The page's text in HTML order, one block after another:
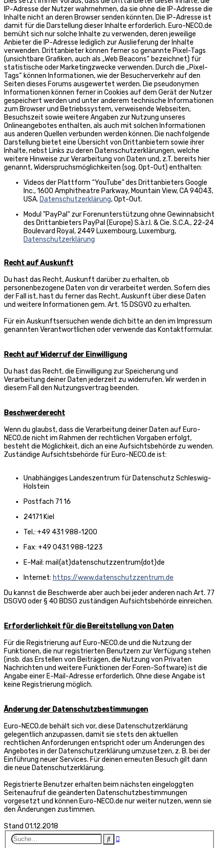
IP-Adresse der Nutzer wahrnehmen, da sie ohne die IP-Adresse die
Inhalte nicht an deren Browser senden könnten. Die IP-Adresse ist
damit für die Darstellung dieser Inhalte erforderlich. Euro-NECO.de
bemüht sich nur solche Inhalte zu verwenden, deren jeweilige
Anbieter die IP-Adresse lediglich zur Auslieferung der Inhalte
verwenden. Drittanbieter können ferner so genannte Pixel-Tags
(unsichtbare Grafiken, auch als „Web Beacons“ bezeichnet) für
statistische oder Marketingzwecke verwenden. Durch die „Pixel-
Tags“ können Informationen, wie der Besucherverkehr auf den
Seiten dieses Forums ausgewertet werden. Die pseudonymen
Informationen können ferner in Cookies auf dem Gerät der Nutzer
gespeichert werden und unter anderem technische Informationen
zum Browser und Betriebssystem, verweisende Webseiten,
Besuchszeit sowie weitere Angaben zur Nutzung unseres
Onlineangebotes enthalten, als auch mit solchen Informationen
aus anderen Quellen verbunden werden können. Die nachfolgende
Darstellung bietet eine Übersicht von Drittanbietern sowie ihrer
Inhalte, nebst Links zu deren Datenschutzerklärungen, welche
weitere Hinweise zur Verarbeitung von Daten und, z.T. bereits hier
genannt, Widerspruchsmöglichkeiten (sog. Opt-Out) enthalten:
Videos der Plattform “YouTube” des Drittanbieters Google
Inc., 1600 Amphitheatre Parkway, Mountain View, CA 94043,
USA. Datenschutzerklärung, Opt-Out.
Modul "PayPal" zur Forenunterstützung ohne Gewinnabsicht
des Drittanbieters PayPal (Europe) S.à.r.l. & Cie. S.C.A., 22-24
Boulevard Royal, 2449 Luxembourg, Luxemburg,
Datenschutzerklärung
Recht auf Auskunft
Du hast das Recht, Auskunft darüber zu erhalten, ob
personenbezogene Daten von dir verarbeitet werden. Sofern dies
der Fall ist, hast du ferner das Recht, Auskunft über diese Daten
und weitere Informationen gem. Art. 15 DSGVO zu erhalten.
Für ein Auskunftsersuchen wende dich bitte an den im Impressum
genannten Verantwortlichen oder verwende das Kontaktformular.
Recht auf Widerruf der Einwilligung
Du hast das Recht, die Einwilligung zur Speicherung und
Verarbeitung deiner Daten jederzeit zu widerrufen. Wir werden in
diesem Fall den Nutzungsvertrag beenden.
Beschwerderecht
Wenn du glaubst, dass die Verarbeitung deiner Daten auf Euro-
NECO.de nicht im Rahmen der rechtlichen Vorgaben erfolgt,
besteht die Möglichkeit, dich an eine Aufsichtsbehörde zu wenden.
Zuständige Aufsichtsbehörde für Euro-NECO.de ist:
Unabhängiges Landeszentrum für Datenschutz Schleswig-
Holstein
Postfach 71 16
24171 Kiel
Tel.: +49 431 988-1200
Fax: +49 0431 988-1223
E-Mail: mail{at}datenschutzzentrum{dot}de
Internet: https://www.datenschutzzentrum.de
Du kannst die Beschwerde aber auch bei jeder anderen nach Art. 77
DSGVO oder § 40 BDSG zuständigen Aufsichtsbehörde einreichen.
Erforderlichkeit für die Bereitstellung von Daten
Für die Registrierung auf Euro-NECO.de und die Nutzung der
Funktionen, die nur registrierten Benutzern zur Verfügung stehen
(insb. das Erstellen von Beiträgen, die Nutzung von Privaten
Nachrichten und weitere Funktionen der Foren-Software) ist die
Angabe einer E-Mail-Adresse erforderlich. Ohne diese Angabe ist
keine Registrierung möglich.
Änderung der Datenschutzbestimmungen
Euro-NECO.de behält sich vor, diese Datenschutzerklärung
gelegentlich anzupassen, damit sie stets den aktuellen
rechtlichen Anforderungen entspricht oder um Änderungen des
Angebotes in der Datenschutzerklärung umzusetzen, z. B. bei der
Einführung neuer Services. Für deinen erneuten Besuch gilt dann
die neue Datenschutzerklärung.
Registrierte Benutzer erhalten beim nächsten eingeloggten
Seitenaufruf die geänderten Datenschutzbestimmungen
vorgesetzt und können Euro-NECO.de nur weiter nutzen, wenn sie
den Änderungen zustimmen.
Stand 01.12.2018
SucheErweiterte